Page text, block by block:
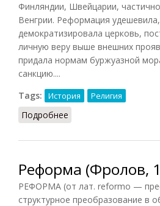
Финляндии, Швейцарии,
Венгрии. Реформация
демократизировала церковь,
личную веру выше внешних
придала нормам буржуазной
санкцию....
Tags:
История Религия
Подробнее
Реформа (Фролов,
РЕФОРМА (от лат. reformo —
структурное преобразование в